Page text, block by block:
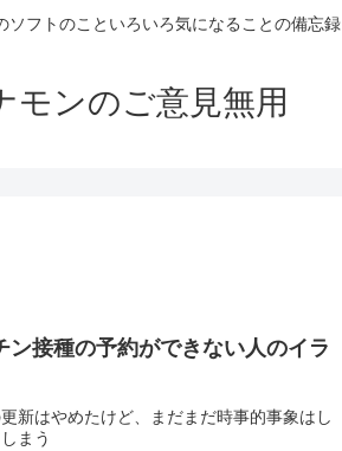
ソフトのこといろいろ気になることの備忘録
モンのご意見無用
ン接種の予約ができない人のイラ
新はやめたけど、まだまだ時事的事象はし
まう